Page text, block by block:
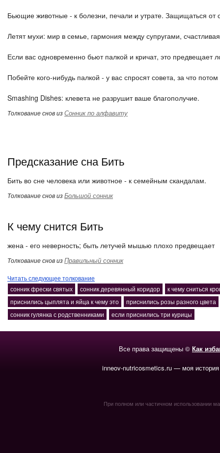
Бьющие животные - к болезни, печали и утрате. Защищаться от
Летят мухи: мир в семье, гармония между супругами,
Если вас одновременно бьют палкой и кричат, это предвещает
Побейте кого-нибудь палкой - у вас спросят совета, за что
Smashing Dishes: клевета не разрушит ваше благополучие.
Толкование снов изСонник по алфавиту
Предсказание сна Бить
Бить во сне человека или животное - к семейным скандалам.
Толкование снов изБольшой сонник
К чему снится Бить
жена - его неверность; быть летучей мышью плохо предвещает
Толкование снов изПравильный сонник
Читать следующее толкование
сонник фрески святых
сонник деревянный коридор
к чему сниться
приснились цыплята и яйца к чему это
приснились розы разного цвета
сонник гулянка с родственниками
если приснились три курицы
Все права защищены © Как
inneov-nutricosmetics.ru — моя
При полном или частичном использовании